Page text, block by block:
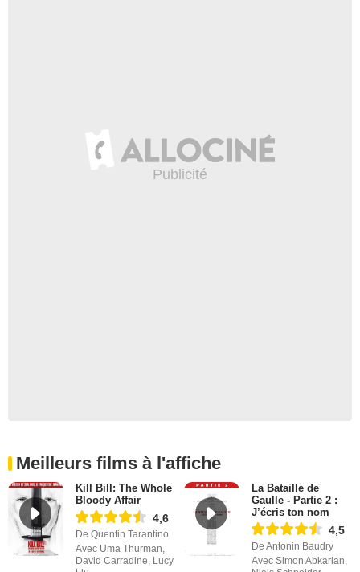
Meilleurs films à l'affiche
Kill Bill: The Whole
Bloody Affair
4,6
De Quentin Tarantino
Avec Uma Thurman,
David Carradine, Lucy
La Bataille de
Gaulle - Partie 2 :
J’écris ton nom
4,5
De Antonin Baudry
Avec Simon Abkarian,